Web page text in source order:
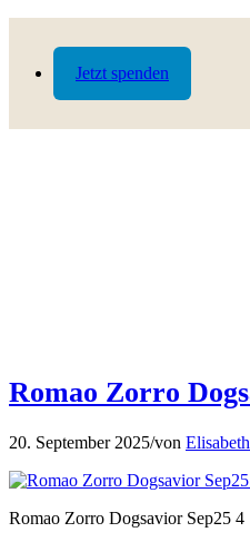
Jetzt spenden
Romao Zorro
20. September 2025/von
Romao Zorro Dogsavior Sep25 4